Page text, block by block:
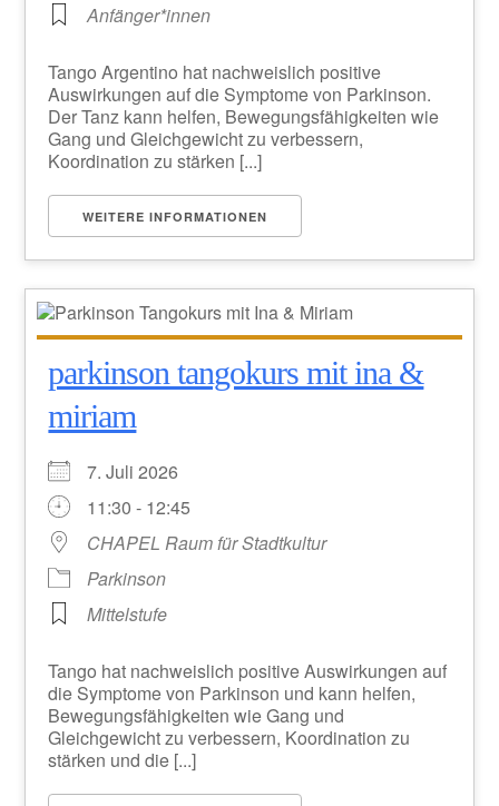
Anfänger*innen
Tango Argentino hat nachweislich positive
Auswirkungen auf die Symptome von Parkinson.
Der Tanz kann helfen, Bewegungsfähigkeiten wie
Gang und Gleichgewicht zu verbessern,
Koordination zu stärken [...]
WEITERE INFORMATIONEN
parkinson tangokurs mit ina &
miriam
7. Juli 2026
11:30 - 12:45
CHAPEL Raum für Stadtkultur
Parkinson
Mittelstufe
Tango hat nachweislich positive Auswirkungen auf
die Symptome von Parkinson und kann helfen,
Bewegungsfähigkeiten wie Gang und
Gleichgewicht zu verbessern, Koordination zu
stärken und die [...]